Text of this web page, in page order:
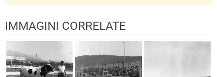
IMMAGINI CORRELATE